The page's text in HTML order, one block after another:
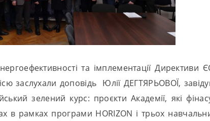
та імплементації Директиви
заслухали доповідь Юлії ДЕГТЯРЬОВОЇ,
зелений курс: проєкти Академії, які
в рамках програми HORIZON і трьох